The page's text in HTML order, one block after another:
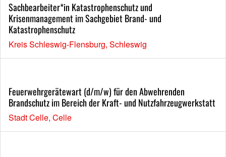
Sachbearbeiter*in Katastrophenschutz und
Krisenmanagement im Sachgebiet Brand- und
Katastrophenschutz
Kreis Schleswig-Flensburg, Schleswig
Feuerwehrgerätewart (d/m/w) für den Abwehrenden
Brandschutz im Bereich der Kraft- und Nutzfahrzeugwerkstatt
Stadt Celle, Celle